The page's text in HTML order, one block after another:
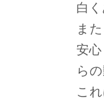
白
ま
安
ら
こ